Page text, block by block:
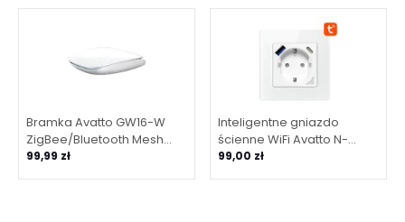
Bramka Avatto GW16-W
ZigBee/Bluetooth Mesh
(Biała)
99,99 zł
Inteligentne gniazdo
ścienne WiFi Avatto N-
WOT10-USB-W USB i USB-C
99,00 zł